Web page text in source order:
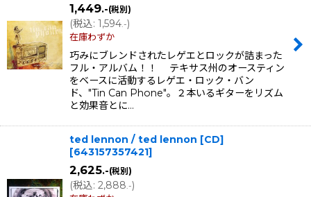
1,449.-(税別)
(税込: 1,594 .-)
在庫わずか
巧みにブレンドされたレゲエとロックが詰まった
フル・アルバム！！ テキサス州のオースティン
をベースに活動するレゲエ・ロック・バン
ド、"Tin Can Phone"。２本いるギターをリズム
と効果音とに…
ted lennon / ted lennon [CD]
[643157357421]
2,625.-(税別)
(税込: 2,888 .-)